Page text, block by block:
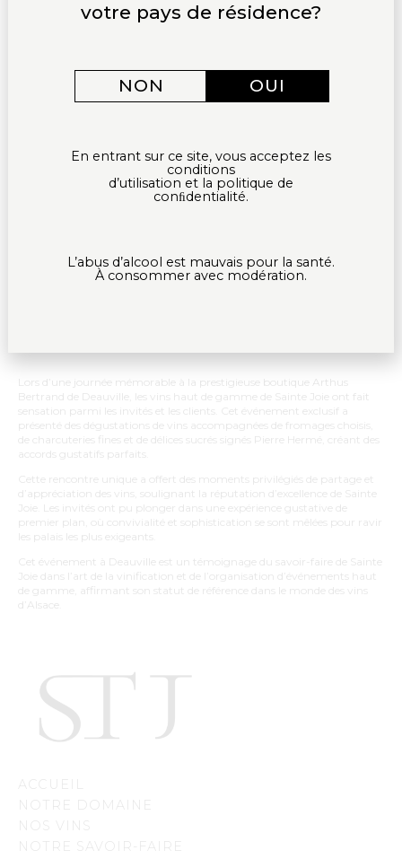
Lors d’une journée mémorable à la prestigieuse boutique Arthus
Bertrand de Deauville, les vins haut de gamme de Sainte Joie ont fait
sensation parmi les invités et les clients. Cet événement exclusif a
présenté des dégustations de vins accompagnées de fromages choisis,
de charcuteries fines et de délices sucrés signés Pierre Hermé, créant des
accords gustatifs parfaits.
Cette rencontre unique a offert des moments privilégiés de partage et
d’appréciation des vins, soulignant la réputation d’excellence de Sainte
Joie. Les invités ont pu plonger dans une expérience gustative de
premier plan, où convivialité et sophistication se sont mêlées pour ravir
les palais les plus exigeants.
Cet événement à Deauville est un témoignage du savoir-faire de Sainte
Joie dans l’art de la vinification et de l’organisation d’événements haut
de gamme, affirmant son statut de référence dans le monde des vins
d’Alsace.
ACCUEIL
NOTRE DOMAINE
NOTRE SAVOIR-FAIRE
votre pays de résidence?
NON OUI
En entrant sur ce site, vous acceptez les
conditions
d’utilisation et la politique de
conﬁdentialité.
L’abus d’alcool est mauvais pour la santé.
À consommer avec modération.